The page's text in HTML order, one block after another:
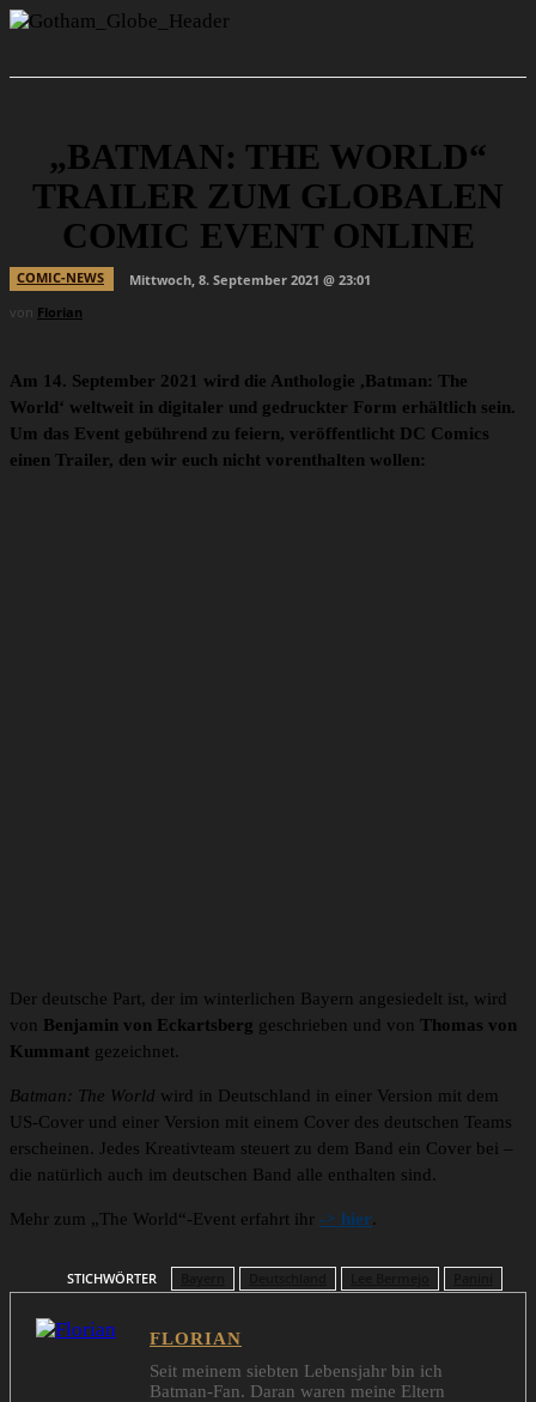
„BATMAN: THE WORLD“
TRAILER ZUM GLOBALEN
COMIC EVENT ONLINE
COMIC-NEWS
Mittwoch, 8. September 2021 @ 23:01
von Florian
Am 14. September 2021 wird die Anthologie ,Batman: The
World‘ weltweit in digitaler und gedruckter Form erhältlich sein.
Um das Event gebührend zu feiern, veröffentlicht DC Comics
einen Trailer, den wir euch nicht vorenthalten wollen:
Der deutsche Part, der im winterlichen Bayern angesiedelt ist, wird
von Benjamin von Eckartsberg geschrieben und von Thomas von
Kummant gezeichnet.
Batman: The World wird in Deutschland in einer Version mit dem
US-Cover und einer Version mit einem Cover des deutschen Teams
erscheinen. Jedes Kreativteam steuert zu dem Band ein Cover bei –
die natürlich auch im deutschen Band alle enthalten sind.
Mehr zum „The World“-Event erfahrt ihr -> hier.
STICHWÖRTER
FLORIAN
Seit meinem siebten Lebensjahr bin ich
Batman-Fan. Daran waren meine Eltern